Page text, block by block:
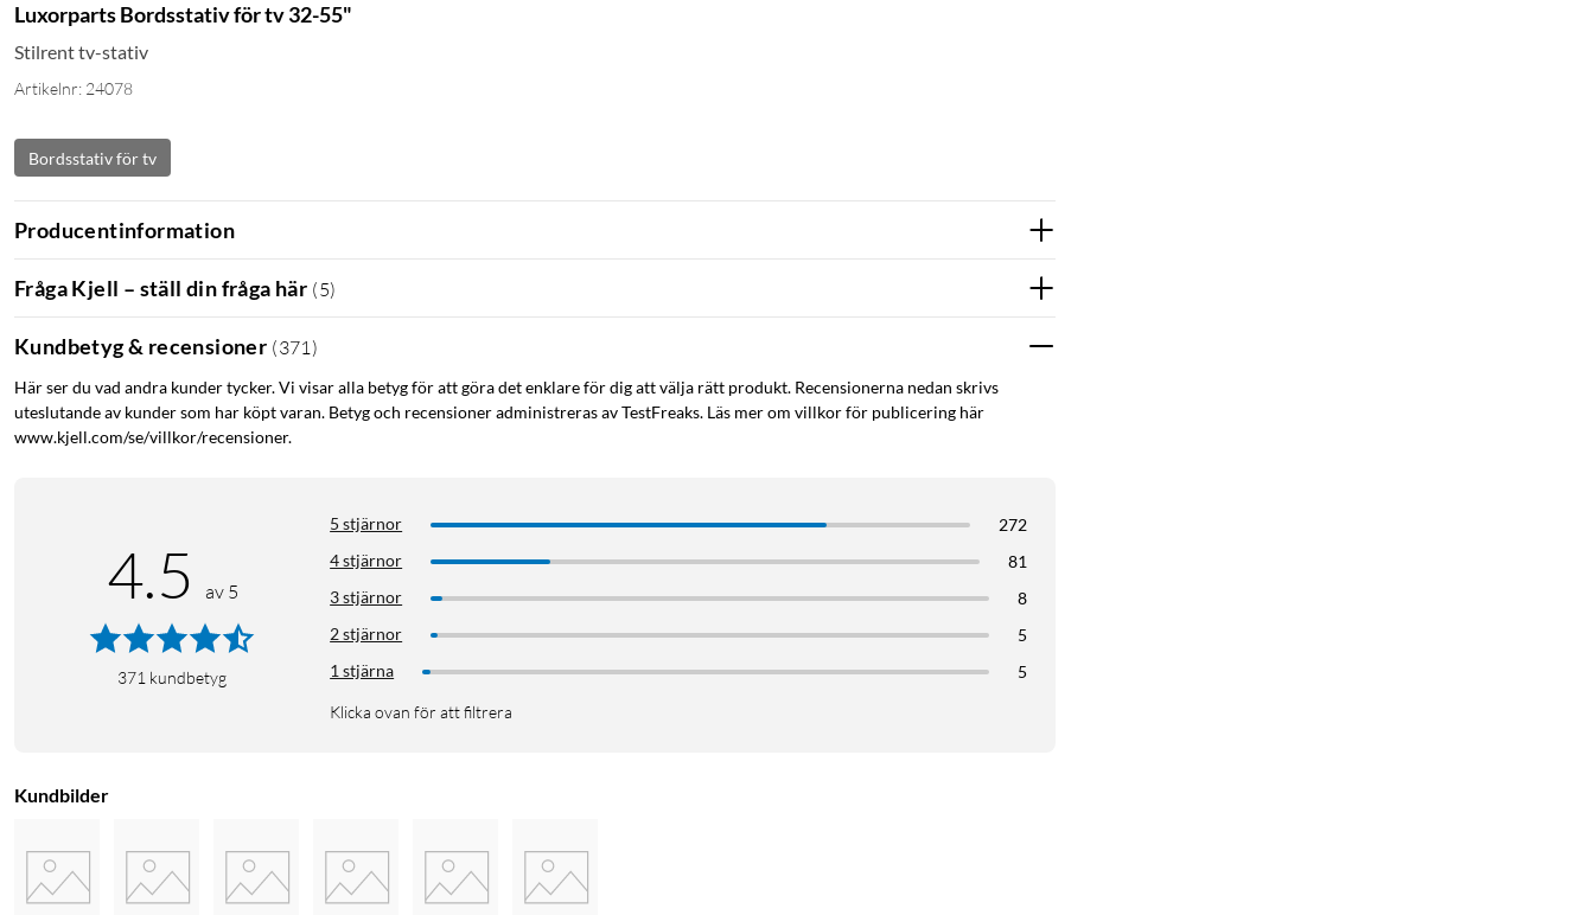
Luxorparts Bordsstativ för tv 32-55"
Stilrent tv-stativ
Artikelnr: 24078
Bordsstativ för tv
Producentinformation
Fråga Kjell – ställ din fråga här (5)
Kundbetyg & recensioner (371 )
Här ser du vad andra kunder tycker. Vi visar alla betyg för att göra det enklare för dig att välja rätt produkt. Recensionerna nedan skrivs
uteslutande av kunder som har köpt varan. Betyg och recensioner administreras av TestFreaks. Läs mer om villkor för publicering här
www.kjell.com/se/villkor/recensioner.
4.5 av 5
371 kundbetyg
5 stjärnor
272
4 stjärnor
81
3 stjärnor
8
2 stjärnor
5
1 stjärna
5
Klicka ovan för att filtrera
Kundbilder